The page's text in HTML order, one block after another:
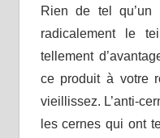
Rien de tel qu’un
radicalement le
tellement
ce produit à votre
vieillissez. L’anti-
les cernes qui ont